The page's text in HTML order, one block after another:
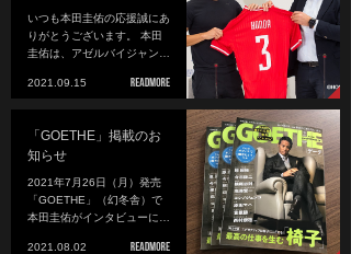
いつも本田圭佑の応援誠にあ
りがとうございます。 本田
圭佑は、アゼルバイジャン…
2021.09.15
「GOETHE」掲載のお
知らせ
2021年7月26日（月）発売
「GOETHE」（幻冬舎）で
本田圭佑がインタビューに…
2021.08.02